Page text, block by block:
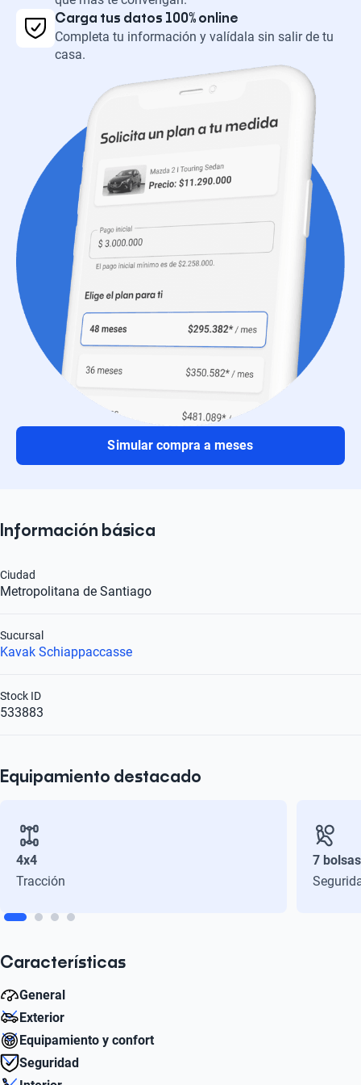
Carga tus datos 100% online
Completa tu información y valídala sin salir de tu
casa.
Simular compra a meses
Información básica
Metropolitana de Santiago
Ciudad
Kavak Schiappaccasse
Sucursal
533883
Stock ID
Equipamiento destacado
4x4
Tracción
7
Características
General
2.0
Litros
Exterior
5
Número de Puertas
Equipamiento y confort
Aire acondicionado
Seguridad